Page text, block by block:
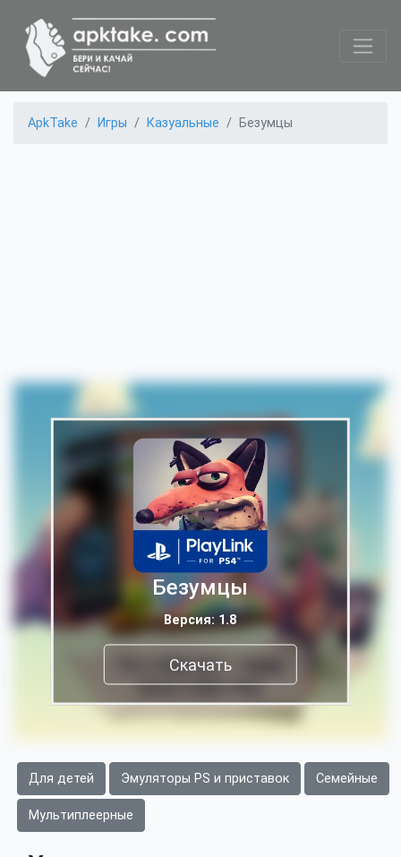
ApkTake Игры Казуальные Безумцы
Безумцы
Версия: 1.8
Скачать
Для детей Эмуляторы PS и приставок Семейные
Мультиплеерные